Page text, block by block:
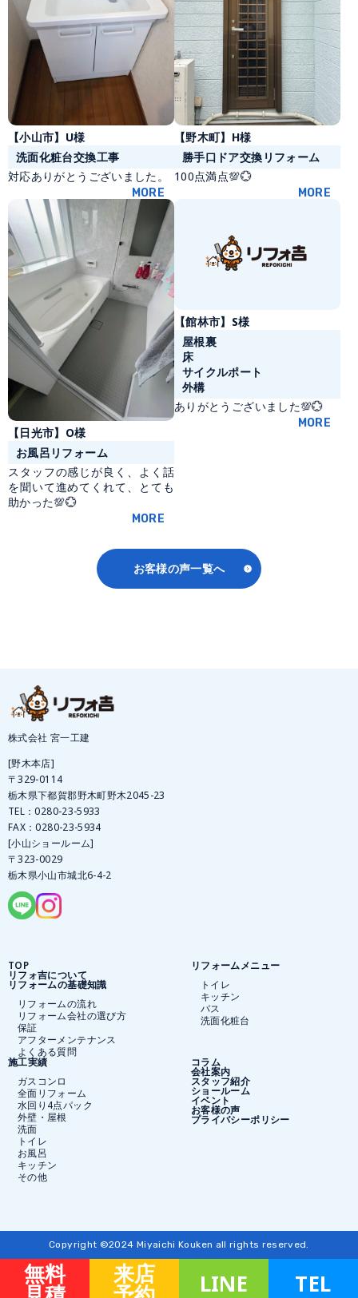
【小山市】U様
洗面化粧台交換工事
対応ありがとうございました。
MORE
【野木町】H様
勝手口ドア交換リフォーム
100点満点💯💮
MORE
【日光市】O様
お風呂リフォーム
スタッフの感じが良く、よく話
を聞いて進めてくれて、とても
助かった💯💮
MORE
【館林市】S様
屋根裏
床
サイクルポート
外構
ありがとうございました💯💮
MORE
お客様の声一覧へ
無料 来店 LINE TEL
株式会社 宮一工建
[野木本店]
〒329-0114
栃木県下都賀郡野木町野木2045-23
TEL：0280-23-5933
FAX：0280-23-5934
[小山ショールーム]
〒323-0029
栃木県小山市城北6-4-2
TOP
リフォ吉について
リフォームの基礎知識
リフォームの流れ
リフォーム会社の選び方
保証
アフターメンテナンス
よくある質問
リフォームメニュー
トイレ
キッチン
バス
洗面化粧台
施工実績
ガスコンロ
全面リフォーム
水回り4点パック
外壁・屋根
洗面
トイレ
お風呂
キッチン
その他
コラム
会社案内
スタッフ紹介
ショールーム
イベント
お客様の声
プライバシーポリシー
Copyright ©2024 Miyaichi Kouken all rights reserved.